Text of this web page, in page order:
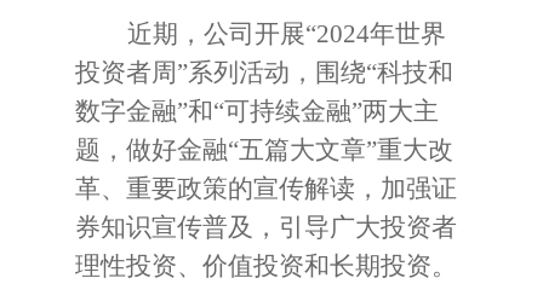
近期，公司开展“2024年世界
投资者周”系列活动，围绕“科技和
数字金融”和“可持续金融”两大主
题，做好金融“五篇大文章”重大改
革、重要政策的宣传解读，加强证
券知识宣传普及，引导广大投资者
理性投资、价值投资和长期投资。